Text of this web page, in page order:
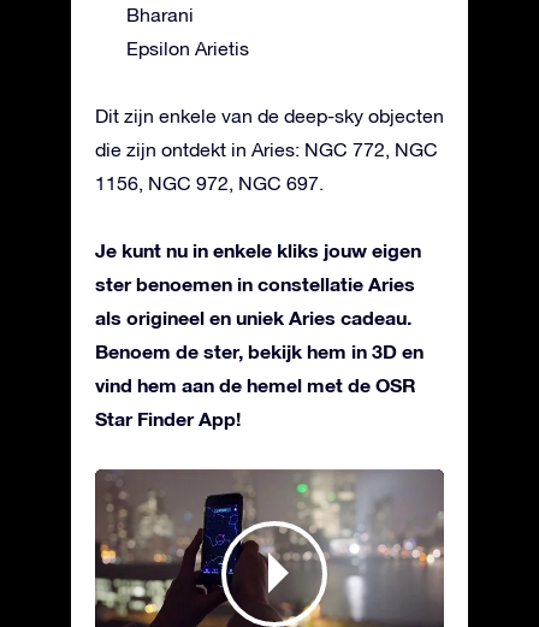
Bharani
Epsilon Arietis
Dit zijn enkele van de deep-sky objecten
die zijn ontdekt in Aries: NGC 772, NGC
1156, NGC 972, NGC 697.
Je kunt nu in enkele kliks jouw eigen
ster benoemen in constellatie Aries
als origineel en uniek Aries cadeau.
Benoem de ster, bekijk hem in 3D en
vind hem aan de hemel met de OSR
Star Finder App!